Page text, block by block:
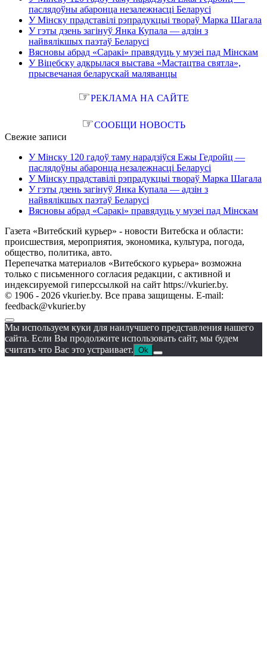
паслядоўны абаронца незалежнасці Беларусі
У Мінску прадставілі рэпрадукцыі твораў Марка Шагала
У гэты дзень загінуў Янка Купала — адзін з
найвялікшых паэтаў Беларусі
Вясновы абрад «Саракі» правядуць у музеі пад Мінскам
У Віцебску адкрылася выстава «Мастацтва святла»,
прысвечаная беларускай маляванцы
☞РЕКЛАМА НА САЙТЕ
☞СООБЩИ НОВОСТЬ
Свежие записи
У Мінску 120 гадоў таму нарадзіўся Ежы Гедройц —
паслядоўны абаронца незалежнасці Беларусі
У Мінску прадставілі рэпрадукцыі твораў Марка Шагала
У гэты дзень загінуў Янка Купала — адзін з
найвялікшых паэтаў Беларусі
Вясновы абрад «Саракі» правядуць у музеі пад Мінскам
Газета «Витебский курьер» - новости Витебска и области:
происшествия, мероприятия, экономика, культура, погода,
общество, политика, авто.
Перепечатка материалов «Витебского курьера» возможна
только с письменного согласия редакции, с активной и
индексируемой гиперссылкой на сайт https://vkurier.by.
© 1906 - 2026 vkurier.by. Все права защищены. E-mail:
feedback@vkurier.by
Мы используем куки для наилучшего представления нашего
сайта. Если Вы продолжите использовать сайт, мы будем
считать что Вас это устраивает. Ok